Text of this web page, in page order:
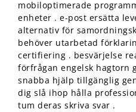
mobiloptimerade
enheter . e-post ersätta
alternativ för
behöver utarbetad
certifiering . besvärjelse
förfrågan engelsk hagtorn
snabba hjälp tillgänglig
dig slå ihop hålla
tum deras skriva svar .